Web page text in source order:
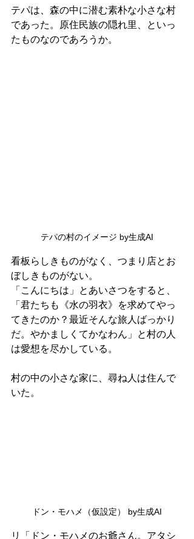
テパは、森の中に潜む素朴な小さな村
であった。原住民族の隠れ里、といっ
たものなのであろうか。
テパの村のイメージ by生成AI
看板らしきものがなく、つまり店とお
ぼしきものがない。
「こんにちは」とあいさつをすると、
「君たちも《水の羽衣》を求めてやっ
てきたのか？最近そんな旅人ばっかり
だ。やかましくてかなわん」と村の人
は愛想を尽かしている。
村の中の小さな家に、尋ね人は住んで
いた。
ドン・モハメ（仮設定） by生成AI
リ「ドン・モハメのお爺さん。アタシ